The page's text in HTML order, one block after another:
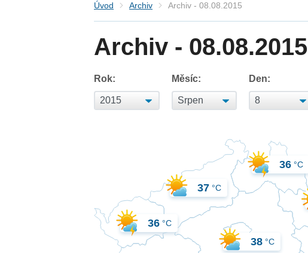
Úvod Archiv Archiv - 08.08.2015
Archiv - 08.08.2015
Rok: Měsíc: Den:
36 °C
36 °C
38 °C
37 °C